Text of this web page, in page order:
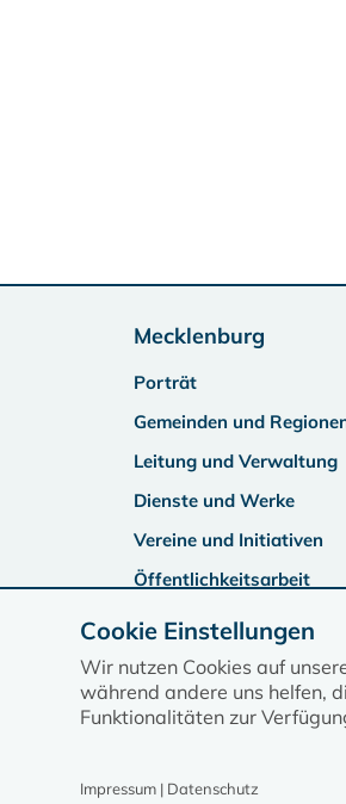
Mecklenburg
Porträt
Gemeinden und
Leitung und Verwaltung
Dienste und Werke
Vereine und Initiativen
Öffentlichkeitsarbeit
Cookie Einstellungen
Wir nutzen Cookies auf
während andere uns helfen,
Funktionalitäten zur
Impressum | Datenschutz